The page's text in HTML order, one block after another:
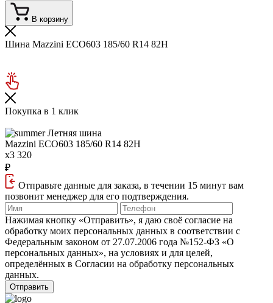
В корзину
Шина Mazzini ECO603 185/60 R14 82H
Покупка в 1 клик
Летняя шина
Mazzini ECO603 185/60 R14 82H
x3 320
₽
Отправьте данные для заказа, в течении 15 минут вам
позвонит менеджер для его подтверждения.
Нажимая кнопку «Отправить», я даю своё согласие на
обработку моих персональных данных в соответствии с
Федеральным законом от 27.07.2006 года №152‑ФЗ «О
персональных данных», на условиях и для целей,
определённых в Согласии на обработку персональных
данных.